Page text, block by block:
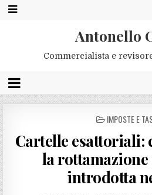
Antonello
Commercialista e
POSTED
IMPOSTE E
Cartelle esattoriali:
la
introdotta